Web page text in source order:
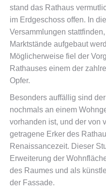
stand das Rathaus
im Erdgeschoss offen. In
Versammlungen
Marktstände aufgebaut
Möglicherweise fiel der
Rathauses einem der
Opfer.
Besonders auffällig sind
nochmals an einem
vorhanden ist, und der von
getragene Erker des
Renaissancezeit. Dieser
Erweiterung der
des Raumes und als
der Fassade.